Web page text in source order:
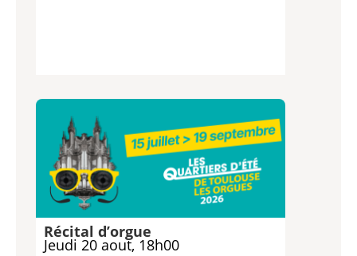
Récital d’orgue
Jeudi 20 aout, 18h00